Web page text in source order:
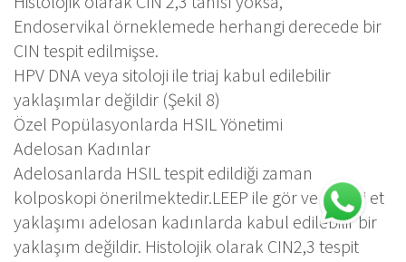
Endoservikal örneklemede herhangi derecede bir
CIN tespit edilmişse.
HPV DNA veya sitoloji ile triaj kabul edilebilir
yaklaşımlar değildir (Şekil 8)
Özel Popülasyonlarda HSIL Yönetimi
Adelosan Kadınlar
Adelosanlarda HSIL tespit edildiği zaman
kolposkopi önerilmektedir.LEEP ile gör ve tedavi et
yaklaşımı adelosan kadınlarda kabul edilebilir bir
yaklaşım değildir. Histolojik olarak CIN2,3 tespit